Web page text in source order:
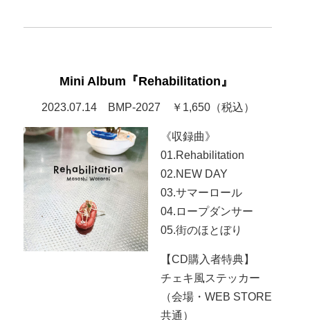
Mini Album『Rehabilitation』
2023.07.14 BMP-2027 ￥1,650（税込）
《収録曲》
01.Rehabilitation
02.NEW DAY
03.サマーロール
04.ロープダンサー
05.街のほとぼり
【CD購入者特典】
チェキ風ステッカー
（会場・WEB STORE
共通）